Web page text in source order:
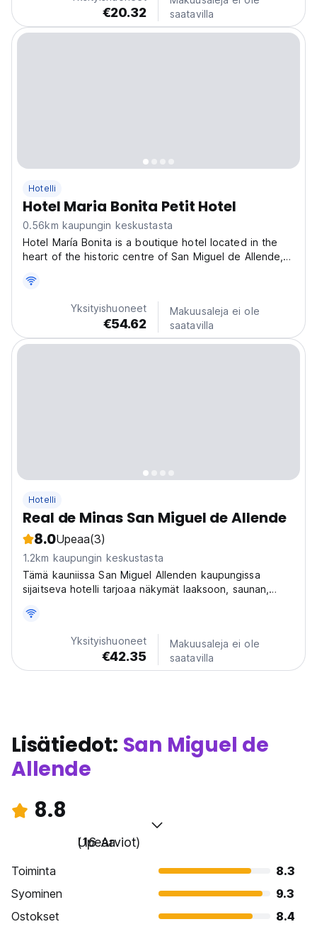
€20.32
saatavilla
Hotelli
Hotel Maria Bonita Petit Hotel
0.56km kaupungin keskustasta
Hotel María Bonita is a boutique hotel located in the
heart of the historic centre of San Miguel de Allende,
Arcángel, surrounded by restaurants, galleries and the
best cultural life the city has to offer....
Yksityishuoneet
€54.62
Makuusaleja ei ole
saatavilla
Hotelli
Real de Minas San Miguel de Allende
8.0Upeaa(3)
1.2km kaupungin keskustasta
Tämä kauniissa San Miguel Allenden kaupungissa
sijaitseva hotelli tarjoaa näkymät laaksoon, saunan,
keskus on käytettävissä pariskunnille ja liikemiehille.
Yksityishuoneet
€42.35
Makuusaleja ei ole
saatavilla
Lisätiedot: San Miguel de
Allende
8.8
Upeaa
(16 Arviot)
Toiminta
8.3
Syominen
9.3
Ostokset
8.4